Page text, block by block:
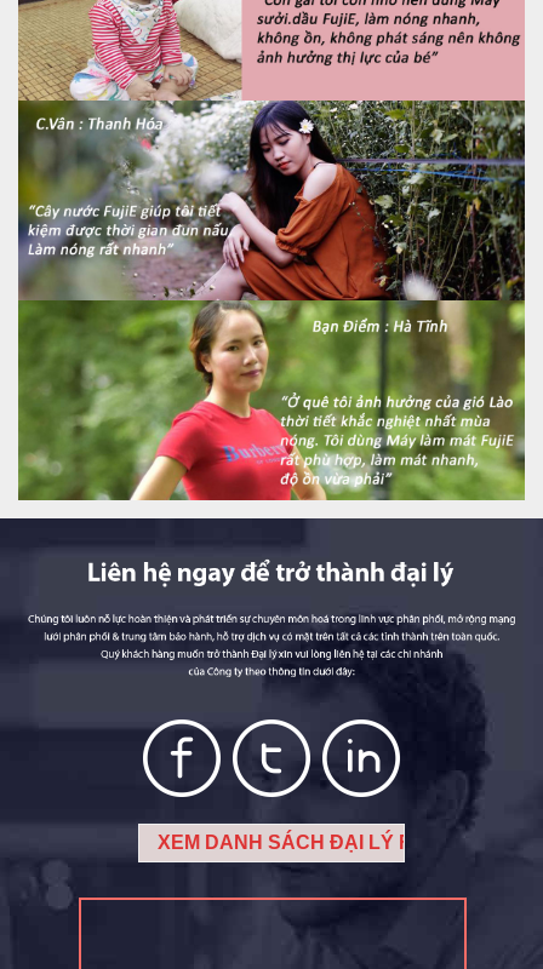
XEM DANH SÁCH ĐẠI LÝ FUJIE TẠI ĐÂY